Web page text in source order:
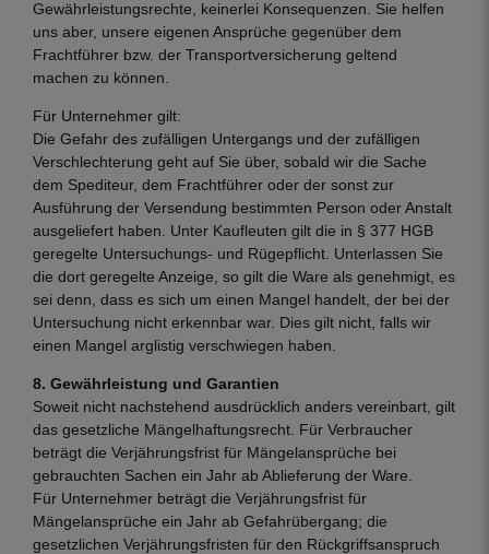
Gewährleistungsrechte, keinerlei Konsequenzen. Sie helfen
uns aber, unsere eigenen Ansprüche gegenüber dem
Frachtführer bzw. der Transportversicherung geltend
machen zu können.
Für Unternehmer gilt:
Die Gefahr des zufälligen Untergangs und der zufälligen
Verschlechterung geht auf Sie über, sobald wir die Sache
dem Spediteur, dem Frachtführer oder der sonst zur
Ausführung der Versendung bestimmten Person oder Anstalt
ausgeliefert haben. Unter Kaufleuten gilt die in § 377 HGB
geregelte Untersuchungs- und Rügepflicht. Unterlassen Sie
die dort geregelte Anzeige, so gilt die Ware als genehmigt, es
sei denn, dass es sich um einen Mangel handelt, der bei der
Untersuchung nicht erkennbar war. Dies gilt nicht, falls wir
einen Mangel arglistig verschwiegen haben.
8. Gewährleistung und Garantien
Soweit nicht nachstehend ausdrücklich anders vereinbart, gilt
das gesetzliche Mängelhaftungsrecht. Für Verbraucher
beträgt die Verjährungsfrist für Mängelansprüche bei
gebrauchten Sachen ein Jahr ab Ablieferung der Ware.
Für Unternehmer beträgt die Verjährungsfrist für
Mängelansprüche ein Jahr ab Gefahrübergang; die
gesetzlichen Verjährungsfristen für den Rückgriffsanspruch